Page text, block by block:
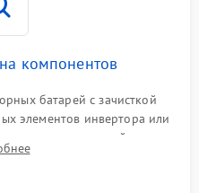
компонентов
батарей с зачисткой
элементов инвертора или
новых радиодеталей.
токоведущих дорожек и